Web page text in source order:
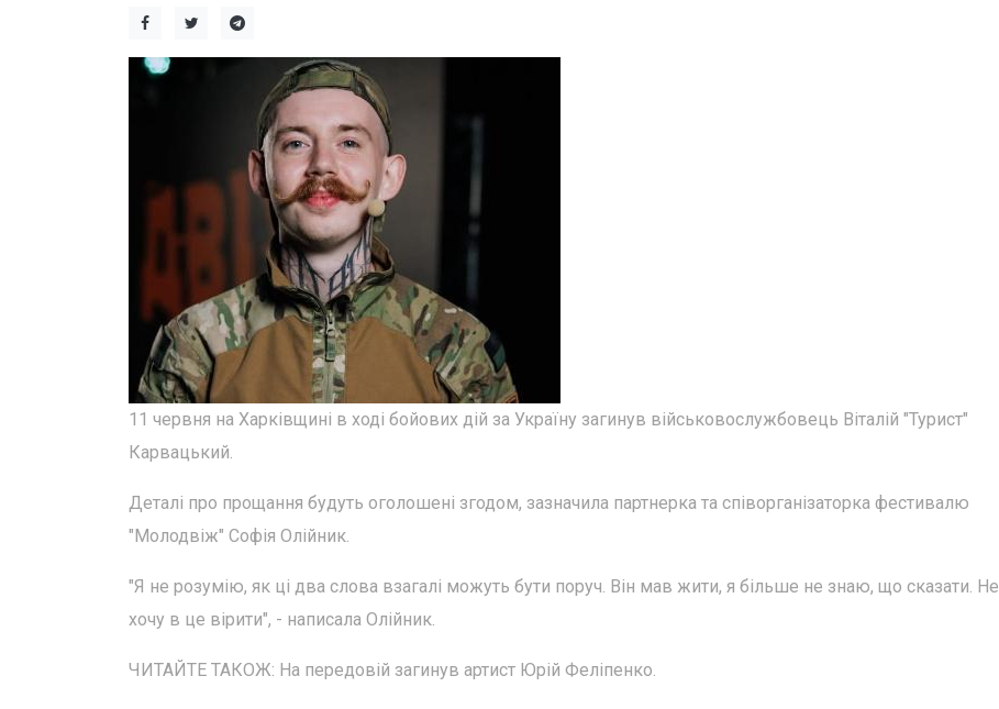
11 червня на Харківщині в ході бойових дій за Україну загинув військовослужбовець Віталій "Турист"
Карвацький.
Деталі про прощання будуть оголошені згодом, зазначила партнерка та співорганізаторка фестивалю
"Молодвіж" Софія Олійник.
"Я не розумію, як ці два слова взагалі можуть бути поруч. Він мав жити, я більше не знаю, що сказати. Не
хочу в це вірити", - написала Олійник.
ЧИТАЙТЕ ТАКОЖ: На передовій загинув артист Юрій Феліпенко.